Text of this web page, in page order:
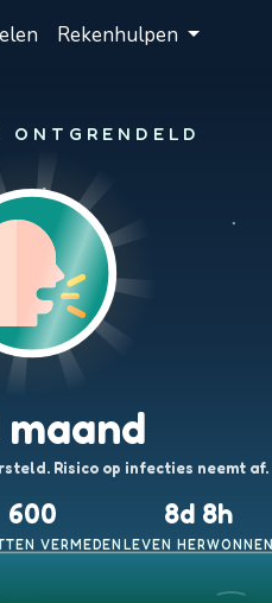
Rekenhulpen
ONTGRENDELD
maand
Risico op infecties neemt af.
600 8d 8h
VERMEDEN LEVEN HERWONNEN